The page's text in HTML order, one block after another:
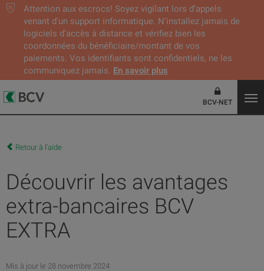
Attention aux escrocs! Soyez vigilant lors d’appels
venant d'un support informatique. N’installez jamais de
logiciels d’accès à distance et vérifiez bien les
coordonnées du bénéficiaire/montant de vos
paiements. Vos identifiants sont confidentiels, ne les
communiquez jamais. En savoir plus
BCV-NET
Retour à l'aide
Découvrir les avantages
extra-bancaires BCV
EXTRA
Mis à jour le 28 novembre 2024